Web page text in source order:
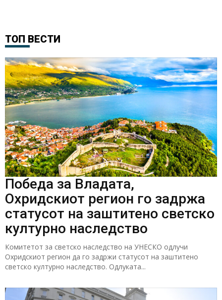
ТОП ВЕСТИ
Победа за Владата,
Охридскиот регион го задржа
статусот на заштитено светско
културно наследство
Комитетот за светско наследство на УНЕСКО одлучи
Охридскиот регион да го задржи статусот на заштитено
светско културно наследство. Одлуката...